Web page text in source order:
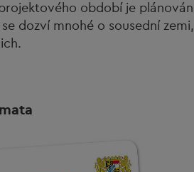
období je
dozví mnohé o sousední